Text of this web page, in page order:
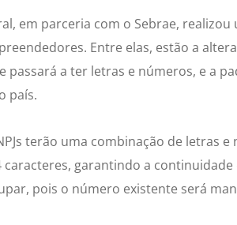
em parceria com o Sebrae,
Entre elas, estão a
passará a ter letras e números, e a
país.
terão uma combinação de letras
garantindo a
pois o número existente será